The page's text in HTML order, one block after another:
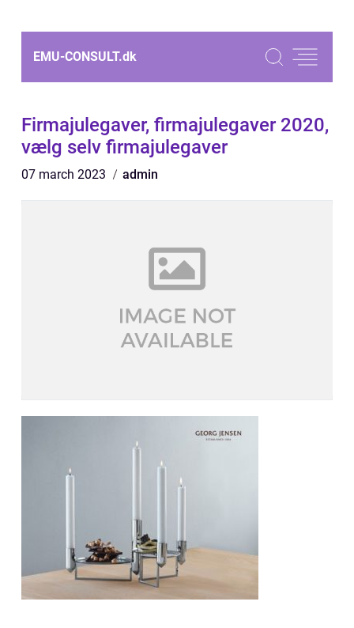
EMU-CONSULT.dk
Firmajulegaver, firmajulegaver 2020,
vælg selv firmajulegaver
07 march 2023 admin